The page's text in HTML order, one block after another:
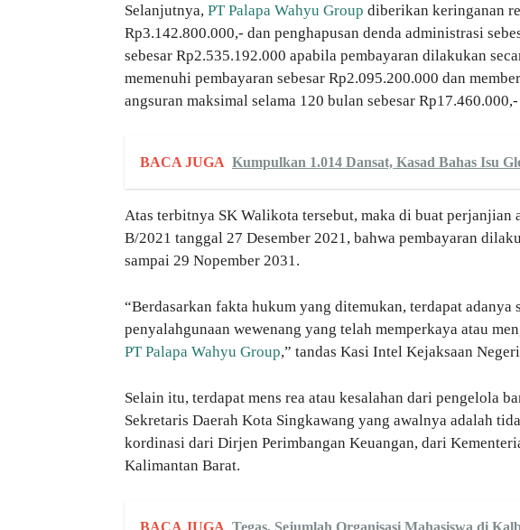
Selanjutnya, PT Palapa Wahyu Group diberikan keringanan
Rp3.142.800.000,- dan penghapusan denda administrasi
sebesar Rp2.535.192.000 apabila pembayaran dilakukan
memenuhi pembayaran sebesar Rp2.095.200.000 dan
angsuran maksimal selama 120 bulan sebesar
BACA JUGA Kumpulkan 1.014 Dansat, Kasad Bahas Isu
Atas terbitnya SK Walikota tersebut, maka di buat perjanjian
B/2021 tanggal 27 Desember 2021, bahwa pembayaran
sampai 29 Nopember 2031.
“Berdasarkan fakta hukum yang ditemukan, terdapat adanya
penyalahgunaan wewenang yang telah memperkaya atau
PT Palapa Wahyu Group,” tandas Kasi Intel Kejaksaan
Selain itu, terdapat mens rea atau kesalahan dari pengelola
Sekretaris Daerah Kota Singkawang yang awalnya adalah
kordinasi dari Dirjen Perimbangan Keuangan, dari
Kalimantan Barat.
BACA JUGA Tegas, Sejumlah Organisasi Mahasiswa di